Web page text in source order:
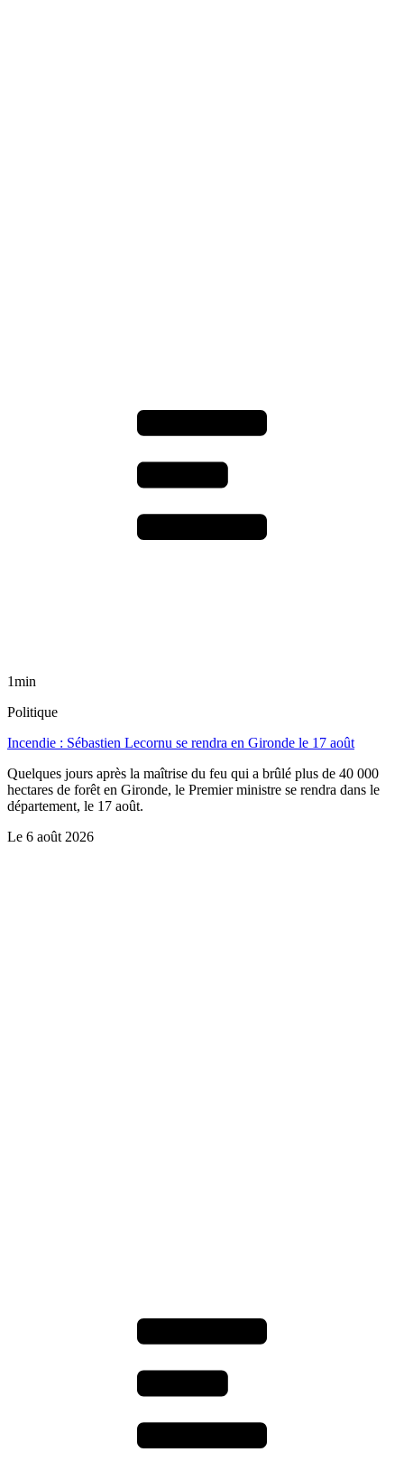
1min
Politique
Incendie : Sébastien Lecornu se rendra en Gironde le 17 août
Quelques jours après la maîtrise du feu qui a brûlé plus de 40 000
hectares de forêt en Gironde, le Premier ministre se rendra dans le
département, le 17 août.
Le 6 août 2026